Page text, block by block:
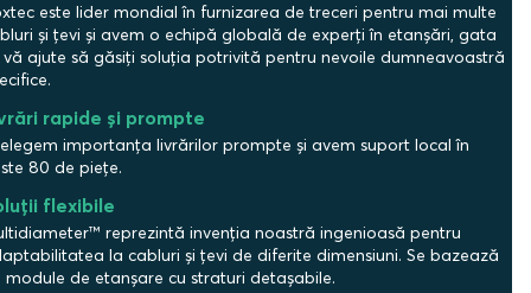
este lider mondial în furnizarea de treceri pentru mai multe
și țevi și avem o echipă globală de experți în etanșări, gata
vă ajute să găsiți soluția potrivită pentru nevoile dumneavoastră
rapide și prompte
importanța livrărilor prompte și avem suport local în
80 de piețe.
flexibile
reprezintă invenția noastră ingenioasă pentru
la cabluri și țevi de diferite dimensiuni. Se bazează
module de etanșare cu straturi detașabile.